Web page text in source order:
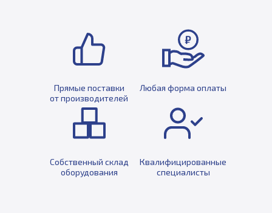
Прямые поставки
от производителей
Любая форма оплаты
Собственный склад
оборудования
Квалифицированные
специалисты